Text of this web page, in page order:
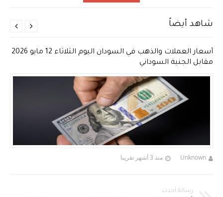
شاهد أيضاً
أسعار العملات والذهب في السودان اليوم الثلاثاء 12 مايو 2026
مقابل الجنية السوداني
Unknown منذ 3 أشهر تقريبا


رسالة أحدث